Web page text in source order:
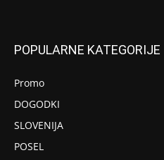
POPULARNE KATEGORIJE
Promo
DOGODKI
SLOVENIJA
POSEL